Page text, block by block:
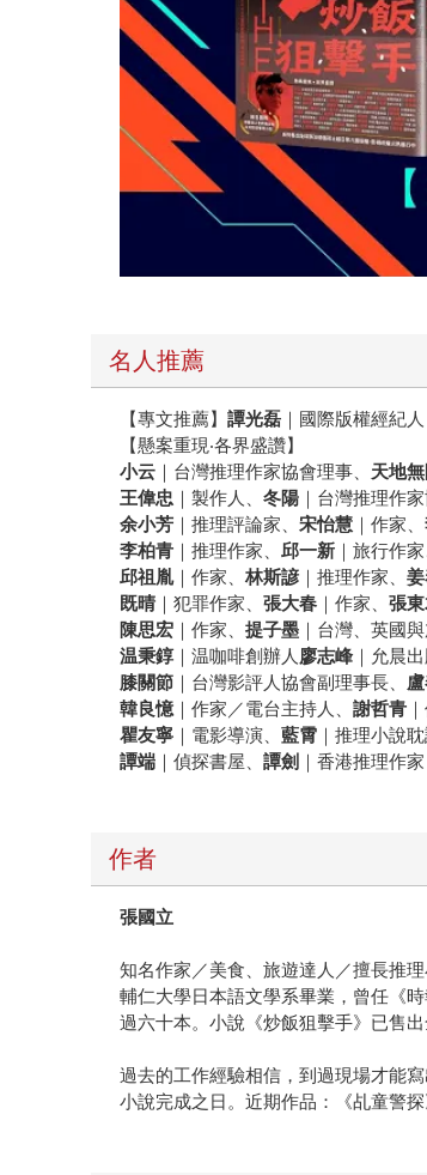
名人推薦
【專文推薦】譚光磊 ｜國際版權經紀人
【懸案重現‧各界盛讚】
小云 ｜台灣推理作家協會理事、 天地
王偉忠 ｜製作人、冬陽 ｜台灣推理作
余小芳 ｜推理評論家、宋怡慧 ｜作家、
李柏青 ｜推理作家、邱一新 ｜旅行作家
邱祖胤｜作家、林斯諺 ｜推理作家、
既晴 ｜犯罪作家、張大春 ｜作家、張
陳思宏 ｜作家、提子墨 ｜台灣、英國
温秉錞｜温咖啡創辦人廖志峰｜允晨
膝關節 ｜台灣影評人協會副理事長、
韓良憶｜作家／電台主持人、謝哲青
瞿友寧 ｜電影導演、藍霄 ｜推理小說
譚端 ｜偵探書屋、譚劍 ｜香港推理作家
作者
張國立
知名作家／美食、旅遊達人／擅長推理
輔仁大學日本語文學系畢業，曾任《
過六十本。小說《炒飯狙擊手》已售
過去的工作經驗相信，到過現場才能
小說完成之日。近期作品：《乩童警